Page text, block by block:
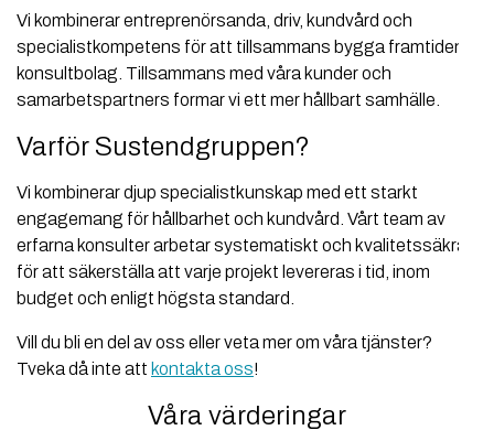
Vi kombinerar entreprenörsanda, driv, kundvård och
specialistkompetens för att tillsammans bygga framtidens
konsultbolag. Tillsammans med våra kunder och
samarbetspartners formar vi ett mer hållbart samhälle.
Varför Sustendgruppen?
Vi kombinerar djup specialistkunskap med ett starkt
engagemang för hållbarhet och kundvård. Vårt team av
erfarna konsulter arbetar systematiskt och kvalitetssäkrat
för att säkerställa att varje projekt levereras i tid, inom
budget och enligt högsta standard.
Vill du bli en del av oss eller veta mer om våra tjänster?
Tveka då inte att kontakta oss!
Våra värderingar